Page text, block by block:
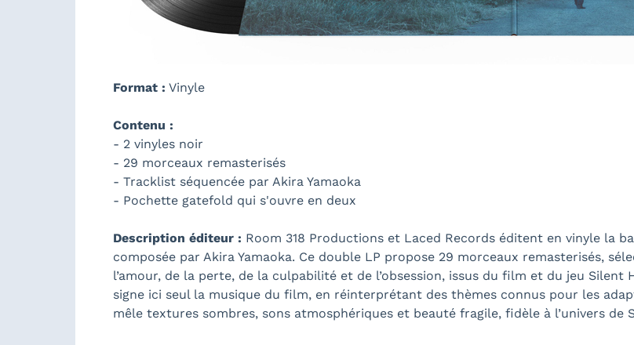
Format : Vinyle
Contenu :
- 2 vinyles noir
- 29 morceaux remasterisés
- Tracklist séquencée par Akira Yamaoka
- Pochette gatefold qui s'ouvre en deux
Description éditeur : Room 318 Productions et Laced Records éditent en vinyle la
composée par Akira Yamaoka. Ce double LP propose 29 morceaux remasterisés,
l’amour, de la perte, de la culpabilité et de l’obsession, issus du film et du jeu
signe ici seul la musique du film, en réinterprétant des thèmes connus pour les
mêle textures sombres, sons atmosphériques et beauté fragile, fidèle à l’univers de